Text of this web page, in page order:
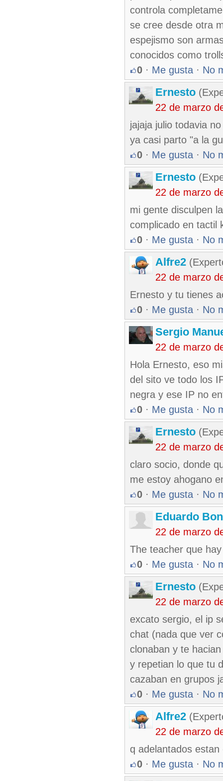
controla
se cree desde otra
espejismo son
conocidos como
0 · Me gusta · No
Ernesto
22 de marzo
jajaja julio todavia
ya casi parto "a la
0 · Me gusta · No
Ernesto
22 de marzo
mi gente disculpen
complicado en tactil
0 · Me gusta · No
Alfre2
22 de marzo
Ernesto y tu tienes
0 · Me gusta · No
Sergio
22 de marzo
Hola Ernesto, eso
del sito ve todo los
negra y ese IP no
0 · Me gusta · No
Ernesto
22 de marzo
claro socio, donde
me estoy ahogano
0 · Me gusta · No
Eduardo
22 de marzo
The teacher que
0 · Me gusta · No
Ernesto
22 de marzo
excato sergio, el ip
chat (nada que ver
clonaban y te
y repetian lo que tu
cazaban en grupos
0 · Me gusta · No
Alfre2
22 de marzo
q adelantados estan
0 · Me gusta · No